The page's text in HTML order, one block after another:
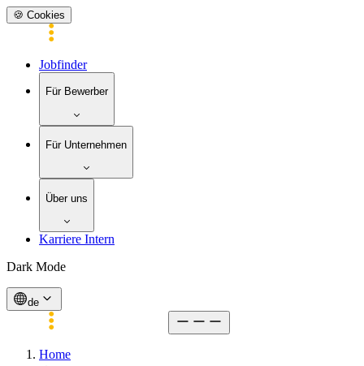
🍪 Cookies
Jobfinder
Für Bewerber
Für Unternehmen
Über uns
Karriere Intern
Dark Mode
de
Home